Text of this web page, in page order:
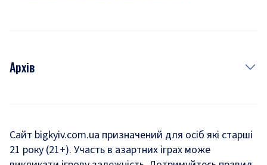
Архів
Комуналка
Сайт bigkyiv.com.ua призначений для осіб які старші
21 року (21+). Участь в азартних іграх може